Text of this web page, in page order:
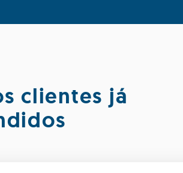
clientes já